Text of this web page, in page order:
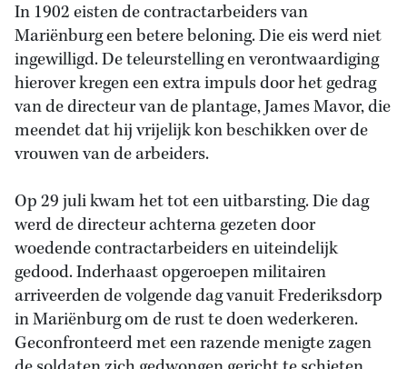
In 1902 eisten de contractarbeiders van
Mariënburg een betere beloning. Die eis werd niet
ingewilligd. De teleurstelling en verontwaardiging
hierover kregen een extra impuls door het gedrag
van de directeur van de plantage, James Mavor, die
meendet dat hij vrijelijk kon beschikken over de
vrouwen van de arbeiders.
Op 29 juli kwam het tot een uitbarsting. Die dag
werd de directeur achterna gezeten door
woedende contractarbeiders en uiteindelijk
gedood. Inderhaast opgeroepen militairen
arriveerden de volgende dag vanuit Frederiksdorp
in Mariënburg om de rust te doen wederkeren.
Geconfronteerd met een razende menigte zagen